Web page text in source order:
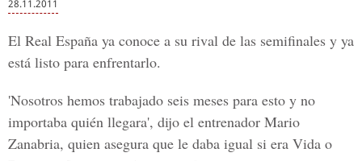
28.11.2011
El Real España ya conoce a su rival de las semifinales y ya
está listo para enfrentarlo.
'Nosotros hemos trabajado seis meses para esto y no
importaba quién llegara', dijo el entrenador Mario
Zanabria, quien asegura que le daba igual si era Vida o